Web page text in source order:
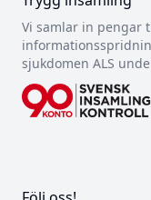
Vi samlar in pengar
sjukdomen ALS